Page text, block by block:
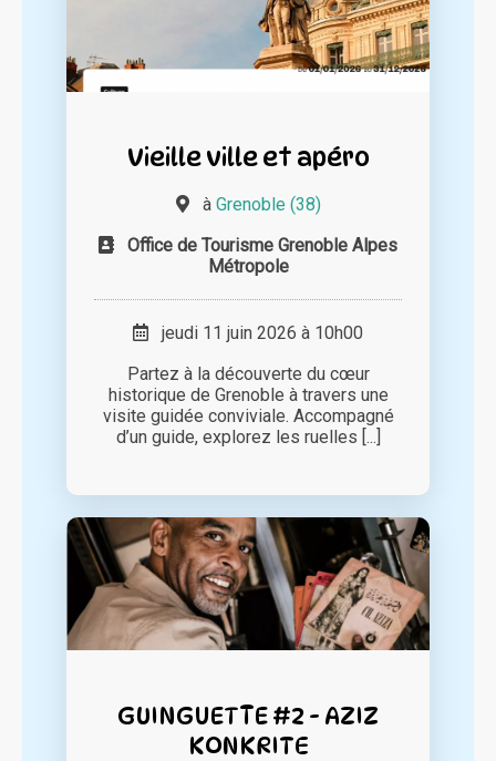
Vieille ville et apéro
à Grenoble (38)
Office de Tourisme Grenoble Alpes
Métropole
jeudi 11 juin 2026 à 10h00
Partez à la découverte du cœur
historique de Grenoble à travers une
visite guidée conviviale. Accompagné
d’un guide, explorez les ruelles [...]
GUINGUETTE #2 - AZIZ
KONKRITE